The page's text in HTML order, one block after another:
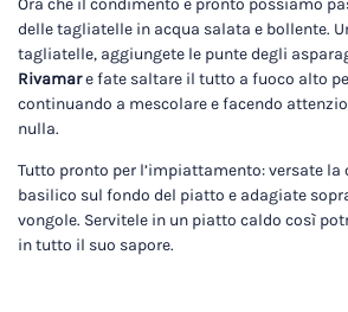
delle tagliatelle in acqua salata e bollente.
tagliatelle, aggiungete le punte degli
Rivamare fate saltare il tutto a fuoco alto
continuando a mescolare e facendo
nulla.
Tutto pronto per l’impiattamento: versate la
basilico sul fondo del piatto e adagiate
vongole. Servitele in un piatto caldo così
in tutto il suo sapore.